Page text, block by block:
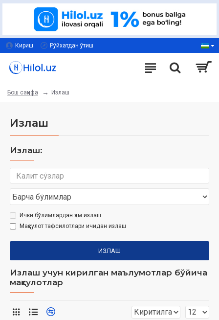
Кириш Рўйхатдан ўтиш
Бош саҳифа Излаш
Излаш
Излаш:
Ички бўлимлардан ҳам излаш
Маҳсулот тафсилотлари ичидан излаш
ИЗЛАШ
Излаш учун кирилган маълумотлар бўйича
маҳсулотлар